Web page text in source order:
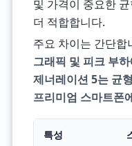
및 가격이 중요한
더 적합합니다.
주요 차이는 간단합
그래픽 및 피크 부
제너레이션 5는 균
프리미엄 스마트폰
특성